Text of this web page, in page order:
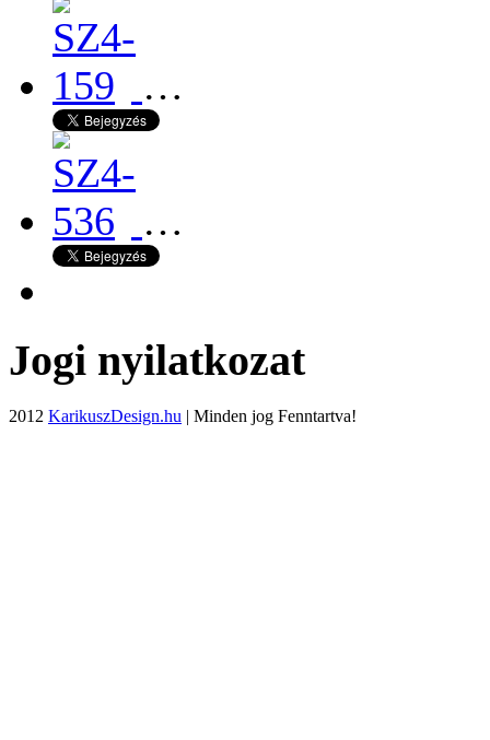
…
…
Jogi nyilatkozat
2012 KarikuszDesign.hu | Minden jog Fenntartva!